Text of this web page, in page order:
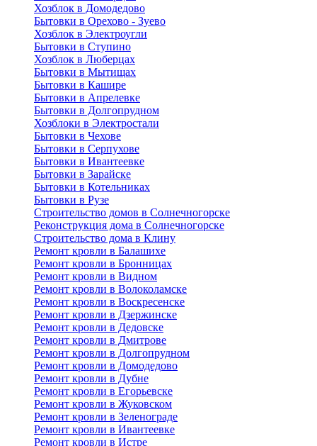
Хозблок в Домодедово
Бытовки в Орехово - Зуево
Хозблок в Электроугли
Бытовки в Ступино
Хозблок в Люберцах
Бытовки в Мытищах
Бытовки в Кашире
Бытовки в Апрелевке
Бытовки в Долгопрудном
Хозблоки в Электростали
Бытовки в Чехове
Бытовки в Серпухове
Бытовки в Ивантеевке
Бытовки в Зарайске
Бытовки в Котельниках
Бытовки в Рузе
Строительство домов в Солнечногорске
Реконструкция дома в Солнечногорске
Строительство дома в Клину
Ремонт кровли в Балашихе
Ремонт кровли в Бронницах
Ремонт кровли в Видном
Ремонт кровли в Волоколамске
Ремонт кровли в Воскресенске
Ремонт кровли в Дзержинске
Ремонт кровли в Дедовске
Ремонт кровли в Дмитрове
Ремонт кровли в Долгопрудном
Ремонт кровли в Домодедово
Ремонт кровли в Дубне
Ремонт кровли в Егорьевске
Ремонт кровли в Жуковском
Ремонт кровли в Зеленограде
Ремонт кровли в Ивантеевке
Ремонт кровли в Истре